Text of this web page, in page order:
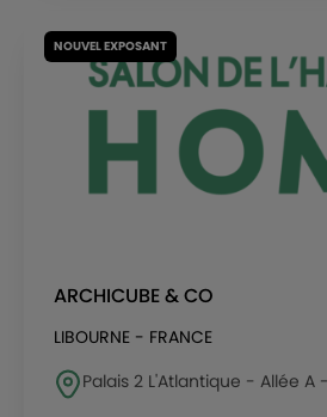
NOUVEL EXPOSANT
ARCHICUBE & CO
LIBOURNE - FRANCE
Palais 2 L'Atlantique - Allée A